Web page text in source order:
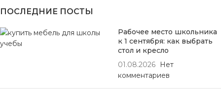
ПОСЛЕДНИЕ ПОСТЫ
Рабочее место школьника
к 1 сентября: как выбрать
стол и кресло
01.08.2026
Нет
комментариев